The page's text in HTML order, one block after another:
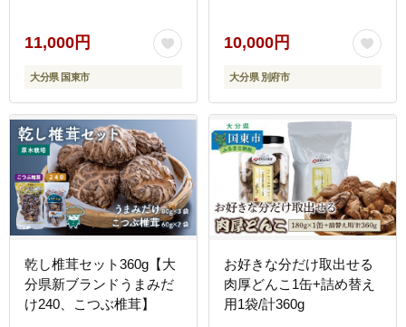
11,000円
大分県 国東市
10,000円
大分県 別府市
乾し椎茸セット360g【大
分県新ブランドうまみだ
け240、こつぶ椎茸】
お好きな分だけ取出せる
肉厚どんこ1缶+詰め替え
用1袋/計360g